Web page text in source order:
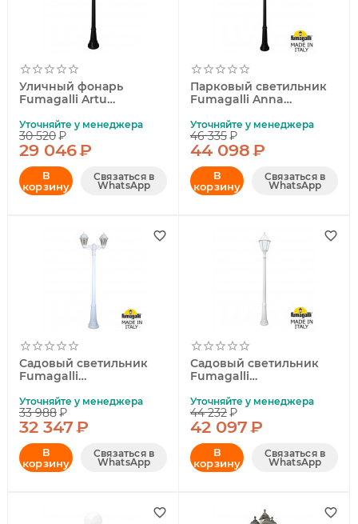
Уличный фонарь
Fumagalli Artu
E22.158.S20.AYF1R
Уточняйте у менеджера
30 520₽
29 046₽
В
корзину
Связаться в
WhatsApp
Парковый светильник
Fumagalli Anna
Уточняйте у менеджера
46 335₽
44 098₽
В
корзину
Связаться в
WhatsApp
Садовый светильник
Fumagalli
Уточняйте у менеджера
33 988₽
32 347₽
В
корзину
Связаться в
WhatsApp
Садовый светильник
Fumagalli
Уточняйте у менеджера
44 232₽
42 097₽
В
корзину
Связаться в
WhatsApp